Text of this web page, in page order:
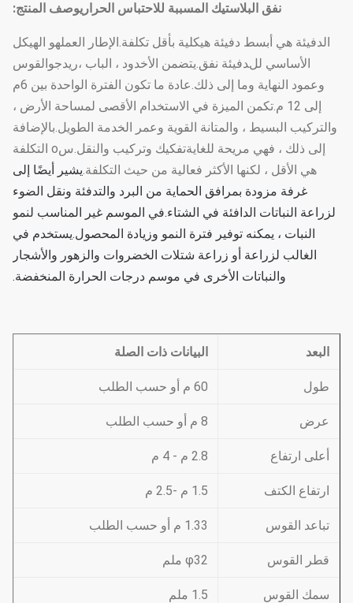
نفق البلاستيك المسببة للاحتباس الحراريوصف المنتج:
الدفيئة هي أبسط دفيئة هيكلية بأقل تكلفة.الإطار العملهو الهيكل
الأساسي للدفيئة نفق.يتضمن الأخدود ، الباب ،ريدجوالقوس
وعمود النهاية وما إلى ذلك.عادة ما تكون الفترة الواحدة بين 6
م
إلى 12 م.تكمن الميزة في الاستخدام الأقصى لمساحة الأرض ،
والتركيب البسيط ، والمتانة القوية وعمر الخدمة الطويل.بالإضافة
إلى ذلك ، فهي مريحة للغايةتفكيك وتركيب والنقل.س
o التكلفة
هي الأقل ، لكنها الأكثر فعالية من حيث التكلفة.يشير أيضًا إلى
غرفة مزودة بمرافق الحماية من البرد والتدفئة ونقل الضوء
لزراعة النباتات الدافئة في الشتاء.في الموسم غير المناسب لنمو
النبات ، يمكنه توفير فترة النمو وزيادة المحصول.يستخدم في
الغالب لزراعة أو زراعة شتلات الخضروات والزهور والأشجار
والنباتات الأخرى في موسم درجات الحرارة المنخفضة.
البعد البيانات ذات الصلة
طول 60 م أو حسب الطلب
عرض 8 م أو حسب الطلب
أعلى ارتفاع 2.8 م - 4 م
ارتفاع الكتف 1.5 م -2.5 م
تباعد القوس 1.33 م أو حسب الطلب
قطر القوس φ32 ملم
سمك القوس 1.5 ملم